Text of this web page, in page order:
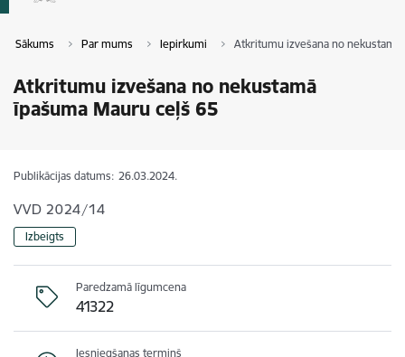
Sākums Par mums Iepirkumi Atkritumu izvešana no
Atkritumu izvešana no nekustamā
īpašuma Mauru ceļš 65
Publikācijas datums: 26.03.2024.
VVD 2024/14
Izbeigts
Paredzamā līgumcena
41322
Iesniegšanas termiņš